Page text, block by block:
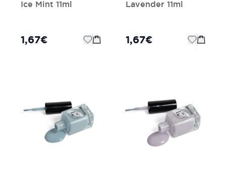
Ice Mint 11ml
1,67€
Lavender 11ml
1,67€